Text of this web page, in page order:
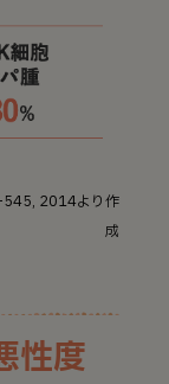
2014より作
成
性度